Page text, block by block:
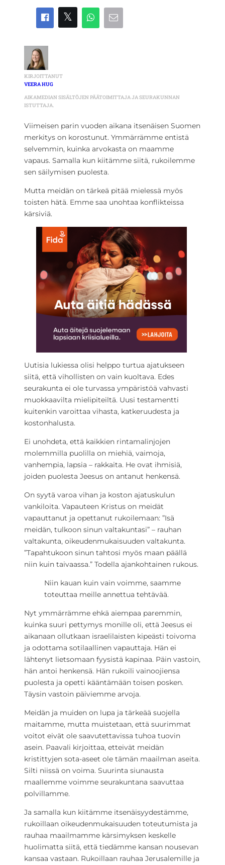
KIRJOITTANUT
VEERA HUG
AIKAMEDIAN SISÄLTÖJEN PÄÄTOIMITTAJA JA SEURAKUNNAN
ISTUTTAJA.
Viimeisen parin vuoden aikana itsenäisen Suomen
merkitys on korostunut. Ymmärrämme entistä
selvemmin, kuinka arvokasta on maamme
vapaus. Samalla kun kiitämme siitä, rukoilemme
sen säilymisen puolesta.
Mutta meidän on tärkeä pitää mielessä myös
toisten hätä. Emme saa unohtaa konflikteissa
kärsiviä.
Uutisia lukiessa olisi helppo turtua ajatukseen
siitä, että vihollisten on vain kuoltava. Edes
seurakunta ei ole turvassa ympäristöä vahvasti
muokkaavilta mielipiteiltä. Uusi testamentti
kuitenkin varoittaa vihasta, katkeruudesta ja
kostonhalusta.
Ei unohdeta, että kaikkien rintamalinjojen
molemmilla puolilla on miehiä, vaimoja,
vanhempia, lapsia – rakkaita. He ovat ihmisiä,
joiden puolesta Jeesus on antanut henkensä.
On syytä varoa vihan ja koston ajatuskulun
vankiloita. Vapauteen Kristus on meidät
vapauttanut ja opettanut rukoilemaan: ”Isä
meidän, tulkoon sinun valtakuntasi” – rauhan
valtakunta, oikeudenmukaisuuden valtakunta.
”Tapahtukoon sinun tahtosi myös maan päällä
niin kuin taivaassa.” Todella ajankohtainen rukous.
Niin kauan kuin vain voimme, saamme
toteuttaa meille annettua tehtävää.
Nyt ymmärrämme ehkä aiempaa paremmin,
kuinka suuri pettymys monille oli, että Jeesus ei
aikanaan ollutkaan israelilaisten kipeästi toivoma
ja odottama sotilaallinen vapauttaja. Hän ei
lähtenyt lietsomaan fyysistä kapinaa. Päin vastoin,
hän antoi henkensä. Hän rukoili vainoojiensa
puolesta ja opetti kääntämään toisen posken.
Täysin vastoin päiviemme arvoja.
Meidän ja muiden on lupa ja tärkeää suojella
maitamme, mutta muistetaan, että suurimmat
voitot eivät ole saavutettavissa tuhoa tuovin
asein. Paavali kirjoittaa, etteivät meidän
kristittyjen sota-aseet ole tämän maailman aseita.
Silti niissä on voima. Suurinta siunausta
maallemme voimme seurakuntana saavuttaa
polvillamme.
Ja samalla kun kiitämme itsenäisyydestämme,
rukoillaan oikeudenmukaisuuden toteutumista ja
rauhaa maailmamme kärsimyksen keskelle
huolimatta siitä, että tiedämme kansan nousevan
kansaa vastaan. Rukoillaan rauhaa Jerusalemille ja